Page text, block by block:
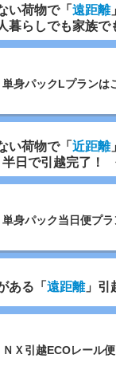
い荷物で「 遠距離」
暮らしでも家族で
単身パックLプランは
い荷物で「 近距離
半日で引越完了！
単身パック当日便プ
ある「 遠距離」引
ＮＸ引越ECOレール